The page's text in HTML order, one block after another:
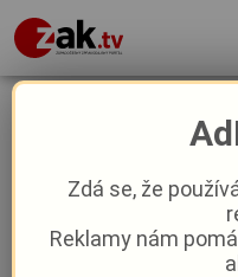
Zámek
Sezónu
nejlepší
Aktuality Kultura
Zdá se, že
Reklamy nám